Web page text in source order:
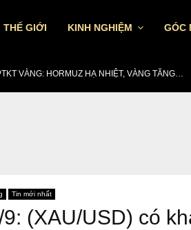
THẾ GIỚI KINH NGHIỆM GÓC
VÀNG: HORMUZ HẠ NHIỆT, VÀNG TĂNG…
Tin mới nhất
(XAU/USD) có